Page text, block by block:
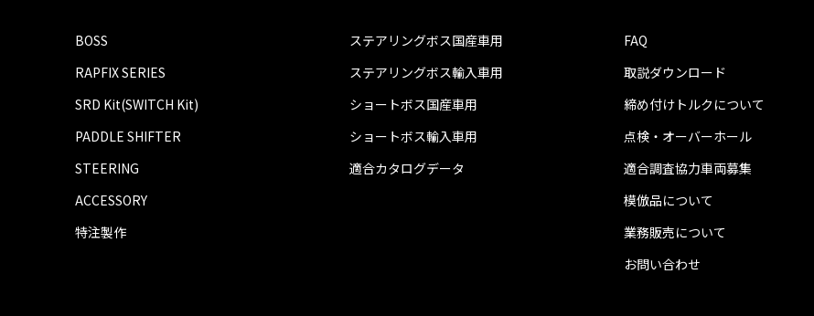
BOSS
RAPFIX SERIES
SRD Kit(SWITCH Kit)
PADDLE SHIFTER
STEERING
ACCESSORY
特注製作
ステアリングボス国産車用
ステアリングボス輸入車用
ショートボス国産車用
ショートボス輸入車用
適合カタログデータ
FAQ
取説ダウンロード
締め付けトルクについて
点検・オーバーホール
適合調査協力車両募集
模倣品について
業務販売について
お問い合わせ